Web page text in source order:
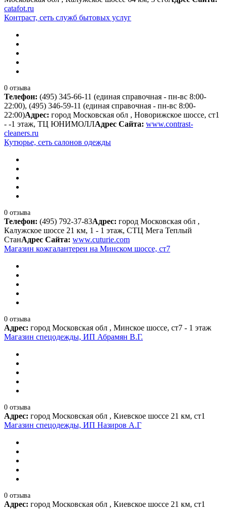
catafot.ru
Контраст, сеть служб бытовых услуг
0 отзыва
Телефон: (495) 345-66-11 (единая справочная - пн-вс 8:00-
22:00), (495) 346-59-11 (единая справочная - пн-вс 8:00-
22:00)Адрес: город Московская обл , Новорижское шоссе, ст1
- -1 этаж, ТЦ ЮНИМОЛЛАдрес Сайта: www.contrast-
cleaners.ru
Кутюрье, сеть салонов одежды
0 отзыва
Телефон: (495) 792-37-83Адрес: город Московская обл ,
Калужское шоссе 21 км, 1 - 1 этаж, СТЦ Мега Теплый
СтанАдрес Сайта: www.cuturie.com
Магазин кожгалантереи на Минском шоссе, ст7
0 отзыва
Адрес: город Московская обл , Минское шоссе, ст7 - 1 этаж
Магазин спецодежды, ИП Абрамян В.Г.
0 отзыва
Адрес: город Московская обл , Киевское шоссе 21 км, ст1
Магазин спецодежды, ИП Назиров А.Г
0 отзыва
Адрес: город Московская обл , Киевское шоссе 21 км, ст1